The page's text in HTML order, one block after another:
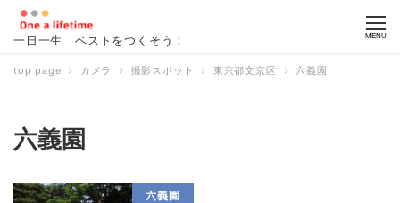
一日一生 ベストをつくそう！ MENU
top page カメラ 撮影スポット 東京都文京区 六義園
六義園
六義園